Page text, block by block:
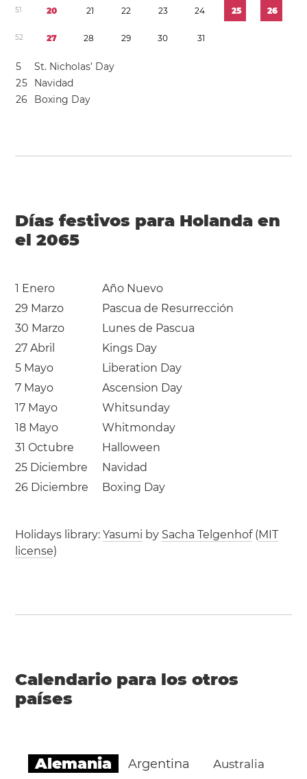
51 20 21 22 23 24 25 26
52 27 28 29 30 31
5
St. Nicholas’ Day
25
Navidad
26 Boxing Day
Días festivos para Holanda en
el 2065
1 Enero
Año Nuevo
29 Marzo
Pascua de Resurrección
30 Marzo
Lunes de Pascua
27 Abril
Kings Day
5 Mayo
Liberation Day
7 Mayo
Ascension Day
17 Mayo
Whitsunday
18 Mayo
Whitmonday
31 Octubre
Halloween
25 Diciembre
Navidad
26 Diciembre
Boxing Day
Holidays library:Yasumi by Sacha Telgenhof(MIT
license)
Calendario para los otros
países
Alemania Argentina Australia